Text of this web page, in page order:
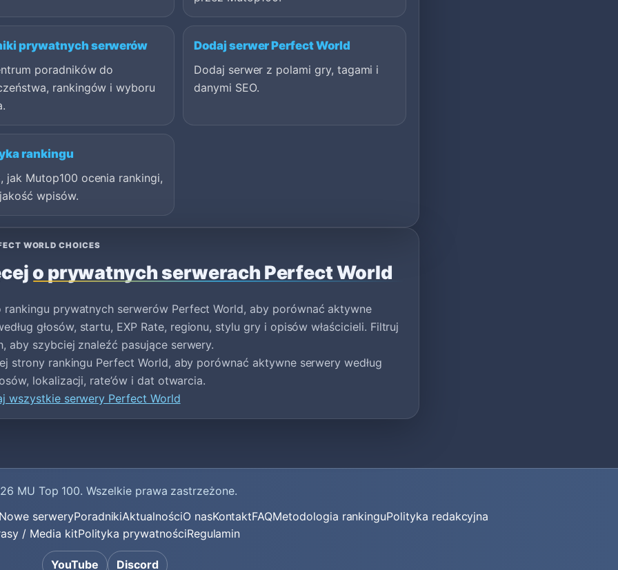
prywatnych serwerów
poradników do
rankingów i wyboru
Dodaj serwer Perfect World
Dodaj serwer z polami gry, tagami i
danymi SEO.
rankingu
jak Mutop100 ocenia rankingi,
wpisów.
WORLD CHOICES
o prywatnych serwerach Perfect World
rankingu prywatnych serwerów Perfect World, aby porównać aktywne
głosów, startu, EXP Rate, regionu, stylu gry i opisów właścicieli. Filtruj
aby szybciej znaleźć pasujące serwery.
strony rankingu Perfect World, aby porównać aktywne serwery według
lokalizacji, rate’ów i dat otwarcia.
wszystkie serwery Perfect World
MU Top 100. Wszelkie prawa zastrzeżone.
Nowe serweryPoradnikiAktualnościO nasKontaktFAQMetodologia rankinguPolityka redakcyjna
/ Media kitPolityka prywatnościRegulamin
YouTube Discord